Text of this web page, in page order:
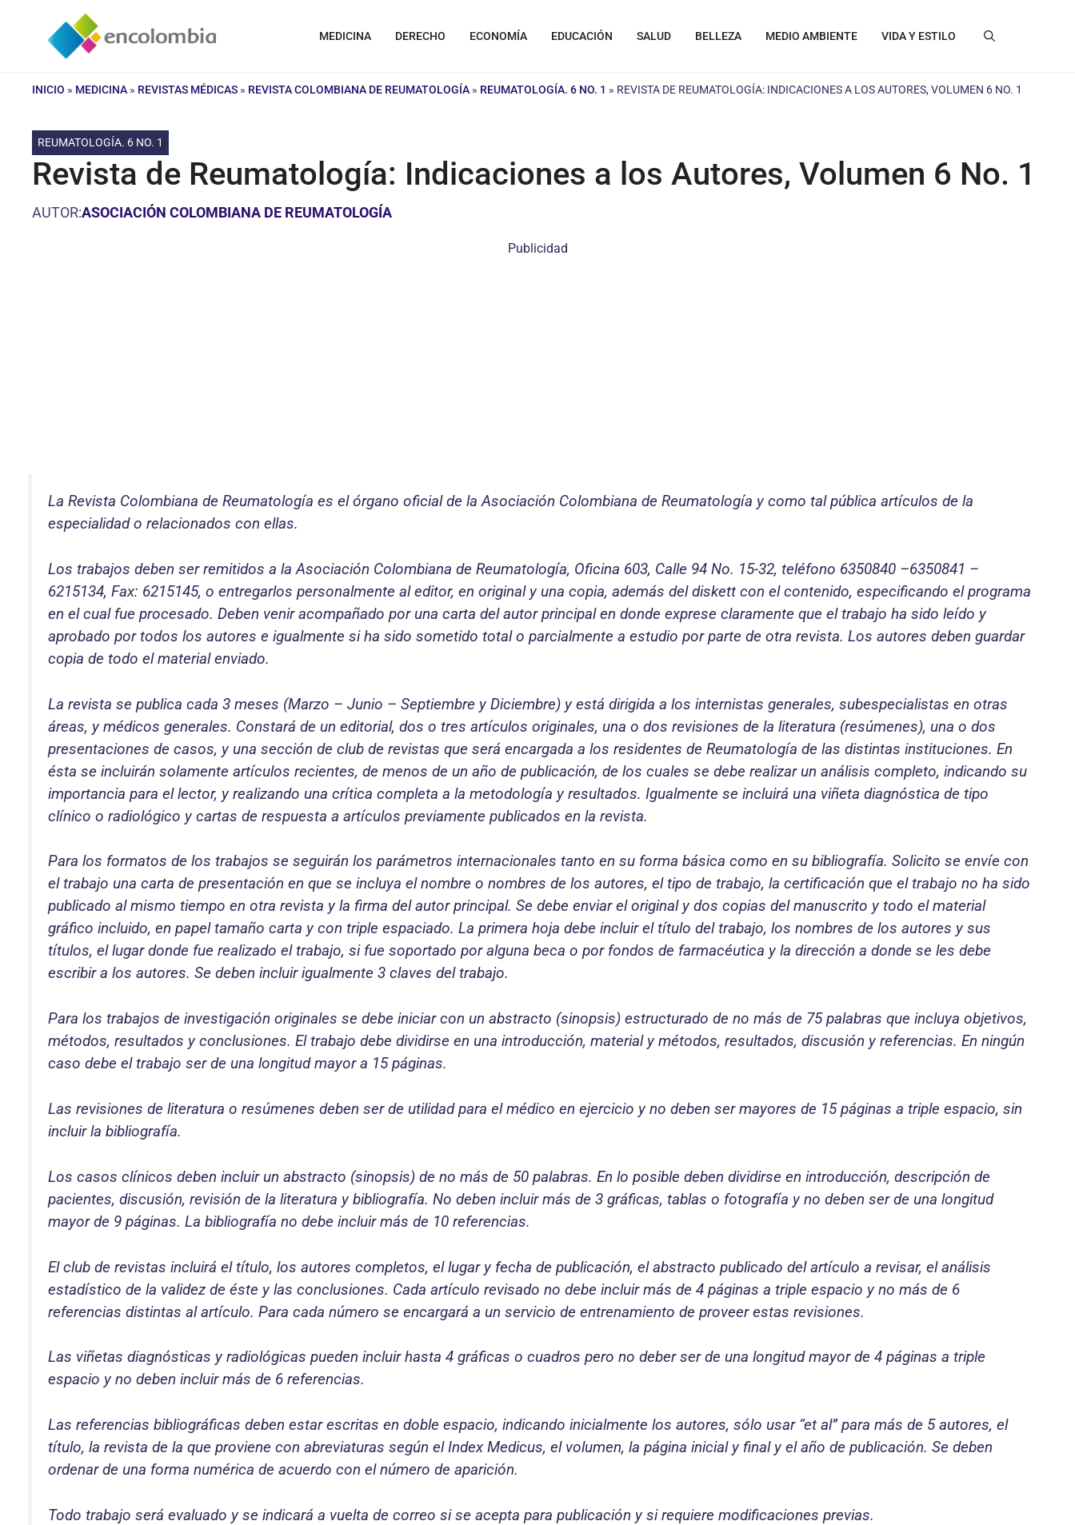
contenido
MEDICINA DERECHO ECONOMÍA EDUCACIÓN SALUD BELLEZA MEDIO AMBIENTE VIDA Y ESTILO
INICIO » MEDICINA » REVISTAS MÉDICAS » REVISTA COLOMBIANA DE REUMATOLOGÍA » REUMATOLOGÍA. 6 NO. 1 » REVISTA DE REUMATOLOGÍA: INDICACIONES A LOS AUTORES, VOLUMEN 6 NO. 1
REUMATOLOGÍA. 6 NO. 1
Revista de Reumatología: Indicaciones a los Autores, Volumen 6 No. 1
AUTOR:ASOCIACIÓN COLOMBIANA DE REUMATOLOGÍA
Publicidad
La Revista Colombiana de Reumatología es el órgano oficial de la Asociación Colombiana de Reumatología y como tal pública artículos de la
especialidad o relacionados con ellas.
Los trabajos deben ser remitidos a la Asociación Colombiana de Reumatología, Oficina 603, Calle 94 No. 15-32, teléfono 6350840 –6350841 –
6215134, Fax: 6215145, o entregarlos personalmente al editor, en original y una copia, además del diskett con el contenido, especificando el programa
en el cual fue procesado. Deben venir acompañado por una carta del autor principal en donde exprese claramente que el trabajo ha sido leído y
aprobado por todos los autores e igualmente si ha sido sometido total o parcialmente a estudio por parte de otra revista. Los autores deben guardar
copia de todo el material enviado.
La revista se publica cada 3 meses (Marzo – Junio – Septiembre y Diciembre) y está dirigida a los internistas generales, subespecialistas en otras
áreas, y médicos generales. Constará de un editorial, dos o tres artículos originales, una o dos revisiones de la literatura (resúmenes), una o dos
presentaciones de casos, y una sección de club de revistas que será encargada a los residentes de Reumatología de las distintas instituciones. En
ésta se incluirán solamente artículos recientes, de menos de un año de publicación, de los cuales se debe realizar un análisis completo, indicando su
importancia para el lector, y realizando una crítica completa a la metodología y resultados. Igualmente se incluirá una viñeta diagnóstica de tipo
clínico o radiológico y cartas de respuesta a artículos previamente publicados en la revista.
Para los formatos de los trabajos se seguirán los parámetros internacionales tanto en su forma básica como en su bibliografía. Solicito se envíe con
el trabajo una carta de presentación en que se incluya el nombre o nombres de los autores, el tipo de trabajo, la certificación que el trabajo no ha sido
publicado al mismo tiempo en otra revista y la firma del autor principal. Se debe enviar el original y dos copias del manuscrito y todo el material
gráfico incluido, en papel tamaño carta y con triple espaciado. La primera hoja debe incluir el título del trabajo, los nombres de los autores y sus
títulos, el lugar donde fue realizado el trabajo, si fue soportado por alguna beca o por fondos de farmacéutica y la dirección a donde se les debe
escribir a los autores. Se deben incluir igualmente 3 claves del trabajo.
Para los trabajos de investigación originales se debe iniciar con un abstracto (sinopsis) estructurado de no más de 75 palabras que incluya objetivos,
métodos, resultados y conclusiones. El trabajo debe dividirse en una introducción, material y métodos, resultados, discusión y referencias. En ningún
caso debe el trabajo ser de una longitud mayor a 15 páginas.
Las revisiones de literatura o resúmenes deben ser de utilidad para el médico en ejercicio y no deben ser mayores de 15 páginas a triple espacio, sin
incluir la bibliografía.
Los casos clínicos deben incluir un abstracto (sinopsis) de no más de 50 palabras. En lo posible deben dividirse en introducción, descripción de
pacientes, discusión, revisión de la literatura y bibliografía. No deben incluir más de 3 gráficas, tablas o fotografía y no deben ser de una longitud
mayor de 9 páginas. La bibliografía no debe incluir más de 10 referencias.
El club de revistas incluirá el título, los autores completos, el lugar y fecha de publicación, el abstracto publicado del artículo a revisar, el análisis
estadístico de la validez de éste y las conclusiones. Cada artículo revisado no debe incluir más de 4 páginas a triple espacio y no más de 6
referencias distintas al artículo. Para cada número se encargará a un servicio de entrenamiento de proveer estas revisiones.
Las viñetas diagnósticas y radiológicas pueden incluir hasta 4 gráficas o cuadros pero no deber ser de una longitud mayor de 4 páginas a triple
espacio y no deben incluir más de 6 referencias.
Las referencias bibliográficas deben estar escritas en doble espacio, indicando inicialmente los autores, sólo usar “et al” para más de 5 autores, el
título, la revista de la que proviene con abreviaturas según el Index Medicus, el volumen, la página inicial y final y el año de publicación. Se deben
ordenar de una forma numérica de acuerdo con el número de aparición.
Todo trabajo será evaluado y se indicará a vuelta de correo si se acepta para publicación y si requiere modificaciones previas.